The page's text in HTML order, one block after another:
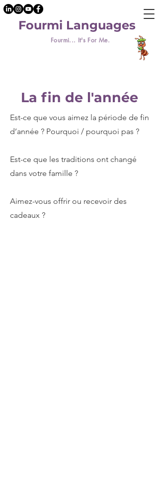
Fourmi... It's For Me.
Fourmi Languages
La fin de l'année
Est-ce que vous aimez la période de fin
d’année ? Pourquoi / pourquoi pas ?
Est-ce que les traditions ont changé
dans votre famille ?
Aimez-vous offrir ou recevoir des
cadeaux ?